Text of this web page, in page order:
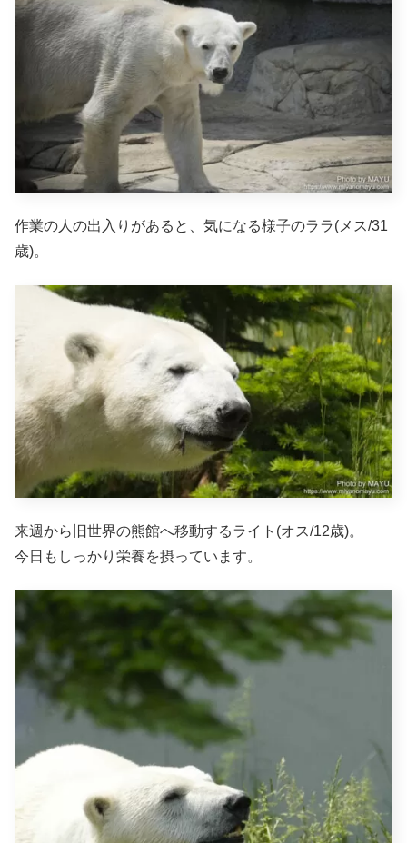
作業の人の出入りがあると、気になる様子のララ(メス/31
歳)。
来週から旧世界の熊館へ移動するライト(オス/12歳)。
今日もしっかり栄養を摂っています。